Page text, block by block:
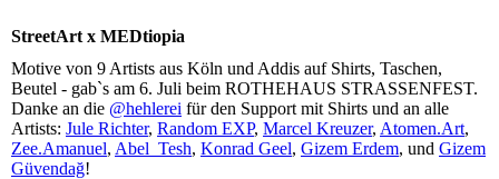
StreetArt x MEDtiopia
Motive von 9 Artists aus Köln und Addis auf Shirts, Taschen,
Beutel - gab`s am 6. Juli beim ROTHEHAUS STRASSENFEST.
Danke an die @hehlerei für den Support mit Shirts und an alle
Artists: Jule Richter, Random EXP, Marcel Kreuzer, Atomen.Art,
Zee.Amanuel, Abel_Tesh, Konrad Geel, Gizem Erdem, und Gizem
Güvendağ!